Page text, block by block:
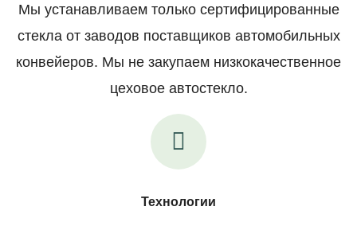
Мы устанавливаем только сертифицированные
стекла от заводов поставщиков автомобильных
конвейеров. Мы не закупаем низкокачественное
цеховое автостекло.
Технологии